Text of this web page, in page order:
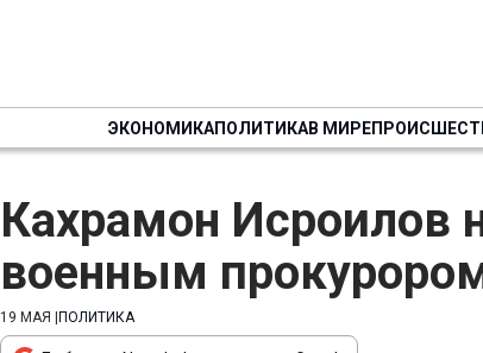
ЭКОНОМИКАПОЛИТИКАВ МИРЕ
Кахрамон Исроилов
военным
19 МАЯ ПОЛИТИКА